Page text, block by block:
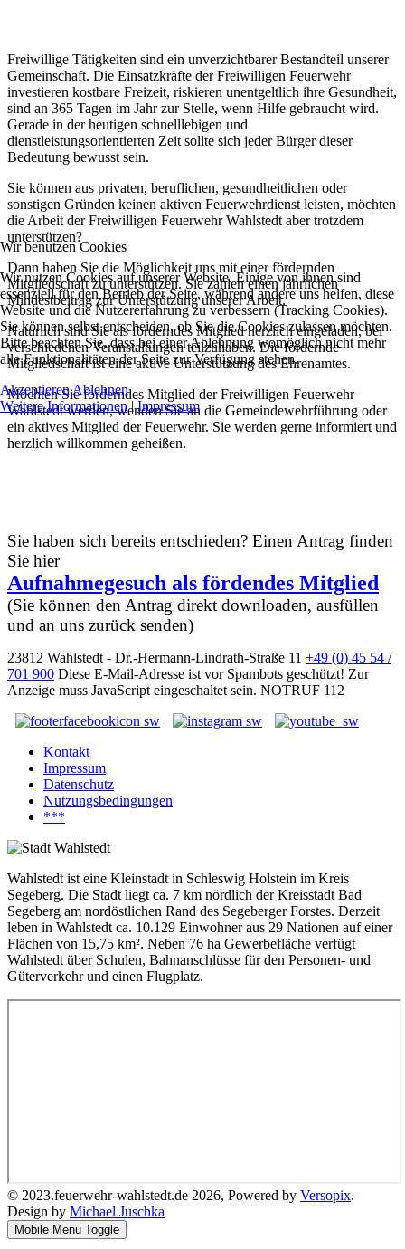
Freiwillige Tätigkeiten sind ein unverzichtbarer Bestandteil unserer
Gemeinschaft. Die Einsatzkräfte der Freiwilligen Feuerwehr
investieren kostbare Freizeit, riskieren unentgeltlich ihre Gesundheit,
sind an 365 Tagen im Jahr zur Stelle, wenn Hilfe gebraucht wird.
Gerade in der heutigen schnelllebigen und
dienstleistungsorientierten Zeit sollte sich jeder Bürger dieser
Bedeutung bewusst sein.
Sie können aus privaten, beruflichen, gesundheitlichen oder
sonstigen Gründen keinen aktiven Feuerwehrdienst leisten, möchten
die Arbeit der Freiwilligen Feuerwehr Wahlstedt aber trotzdem
unterstützen?
Dann haben Sie die Möglichkeit uns mit einer fördernden
Mitgliedschaft zu unterstützen. Sie zahlen einen jährlichen
Mindestbeitrag zur Unterstützung unserer Arbeit.
Natürlich sind Sie als förderndes Mitglied herzlich eingeladen, bei
verschiedenen Veranstaltungen teilzuhaben. Die fördernde
Mitgliedschaft ist eine aktive Unterstützung des Ehrenamtes.
Möchten Sie förderndes Mitglied der Freiwilligen Feuerwehr
Wahlstedt werden, wenden Sie an die Gemeindewehrführung oder
ein aktives Mitglied der Feuerwehr. Sie werden gerne informiert und
herzlich willkommen geheißen.
Sie haben sich bereits entschieden? Einen Antrag finden
Sie hier
Aufnahmegesuch als fördendes Mitglied
(Sie können den Antrag direkt downloaden, ausfüllen
und an uns zurück senden)
23812 Wahlstedt - Dr.-Hermann-Lindrath-Straße 11 +49 (0) 45 54 /
701 900 Diese E-Mail-Adresse ist vor Spambots geschützt! Zur
Anzeige muss JavaScript eingeschaltet sein. NOTRUF 112
Kontakt
Impressum
Datenschutz
Nutzungsbedingungen
***
Wahlstedt ist eine Kleinstadt in Schleswig Holstein im Kreis
Segeberg. Die Stadt liegt ca. 7 km nördlich der Kreisstadt Bad
Segeberg am nordöstlichen Rand des Segeberger Forstes. Derzeit
leben in Wahlstedt ca. 10.129 Einwohner aus 29 Nationen auf einer
Flächen von 15,75 km². Neben 76 ha Gewerbefläche verfügt
Wahlstedt über Schulen, Bahnanschlüsse für den Personen- und
Güterverkehr und einen Flugplatz.
© 2023.feuerwehr-wahlstedt.de 2026, Powered by Versopix.
Design by Michael Juschka
Mobile Menu Toggle
Wir benutzen Cookies
Wir nutzen Cookies auf unserer Website. Einige von ihnen sind
essenziell für den Betrieb der Seite, während andere uns helfen, diese
Website und die Nutzererfahrung zu verbessern (Tracking Cookies).
Sie können selbst entscheiden, ob Sie die Cookies zulassen möchten.
Bitte beachten Sie, dass bei einer Ablehnung womöglich nicht mehr
alle Funktionalitäten der Seite zur Verfügung stehen.
Akzeptieren Ablehnen
Weitere Informationen|Impressum